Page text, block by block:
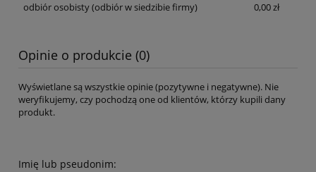
odbiór osobisty(odbiór w siedzibie firmy) 0,00 zł
Opinie o produkcie (0)
Wyświetlane są wszystkie opinie (pozytywne i negatywne). Nie
weryfikujemy, czy pochodzą one od klientów, którzy kupili dany
produkt.
Imię lub pseudonim: